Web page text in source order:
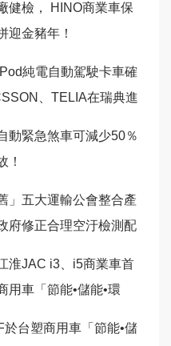
健檢， HINO商業車保
迎金豬年！
純電自動駕駛卡車確
、TELIA在瑞典進
動緊急煞車可減少50％
！
」五大運輸公會整合產
府修正合理空汙檢測配
淮JAC i3、i5商業車首
用車「節能•儲能•環
台塑商用車「節能•儲